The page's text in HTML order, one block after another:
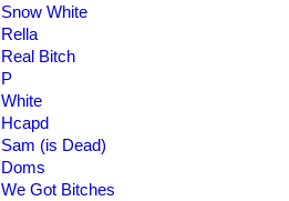
Snow White
Rella
Real Bitch
P
White
Hcapd
Sam (is Dead)
Doms
We Got Bitches